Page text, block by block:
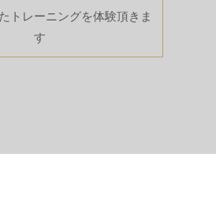
トレーニングを体験頂きま
す